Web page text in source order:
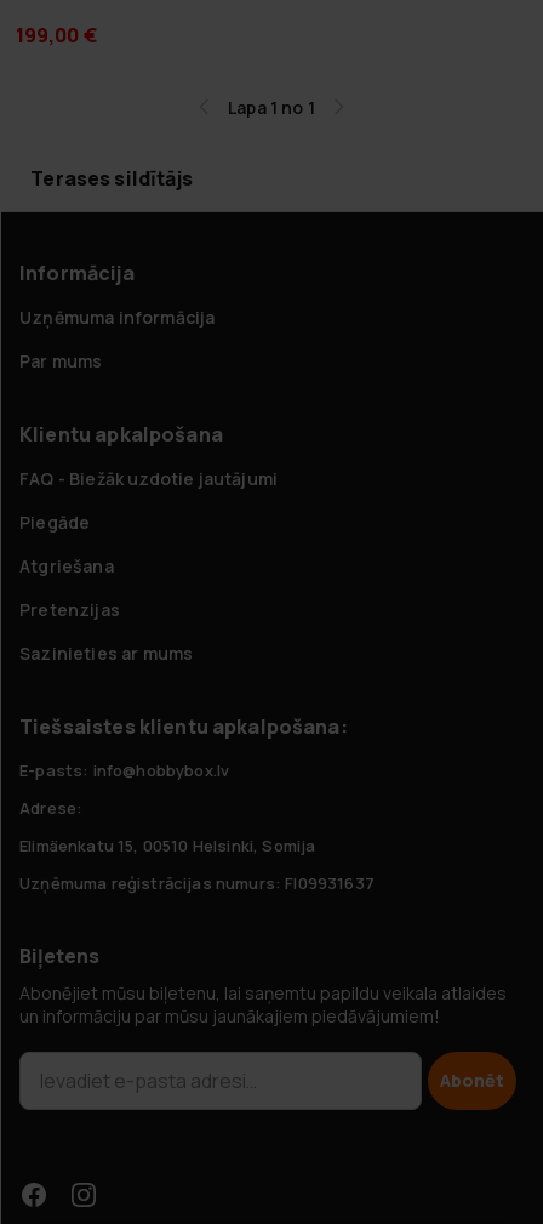
199,00 €
Lapa 1 no 1
Terases sildītājs
Informācija
Uzņēmuma informācija
Par mums
Klientu apkalpošana
FAQ - Biežāk uzdotie jautājumi
Piegāde
Atgriešana
Pretenzijas
Sazinieties ar mums
Tiešsaistes klientu apkalpošana:
E-pasts: info@hobbybox.lv
Adrese:
Elimäenkatu 15, 00510 Helsinki, Somija
Uzņēmuma reģistrācijas numurs: FI09931637
Biļetens
Abonējiet mūsu biļetenu, lai saņemtu papildu veikala atlaides
un informāciju par mūsu jaunākajiem piedāvājumiem!
Abonēt